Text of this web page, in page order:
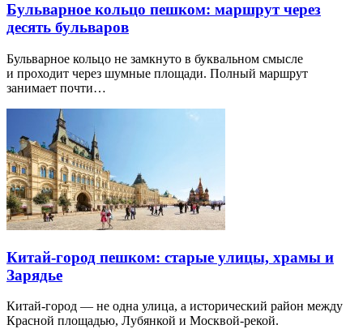
Бульварное кольцо пешком: маршрут через
десять бульваров
Бульварное кольцо не замкнуто в буквальном смысле
и проходит через шумные площади. Полный маршрут
занимает почти…
Китай-город пешком: старые улицы, храмы и
Зарядье
Китай-город — не одна улица, а исторический район между
Красной площадью, Лубянкой и Москвой-рекой.